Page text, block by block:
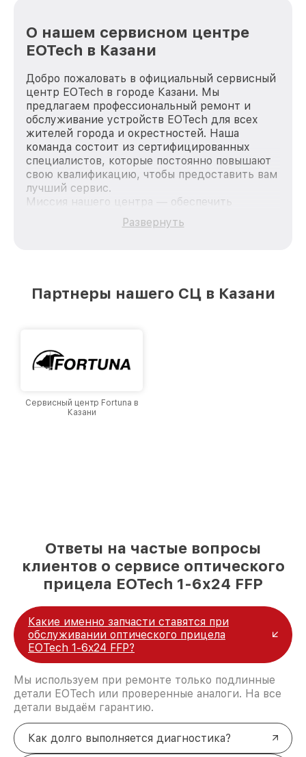
О нашем сервисном центре
EOTech в Казани
Добро пожаловать в официальный сервисный
центр EOTech в городе Казани. Мы
предлагаем профессиональный ремонт и
обслуживание устройств EOTech для всех
жителей города и окрестностей. Наша
команда состоит из сертифицированных
специалистов, которые постоянно повышают
свою квалификацию, чтобы предоставить вам
лучший сервис.
Миссия нашего центра — обеспечить
качественный и доступный ремонт для
каждого пользователя продукции EOTech, вне
лучшим сервисным центром EOTech в городе
Развернуть
Партнеры нашего СЦ в Казани
Сервисный центр Fortuna в
Казани
Ответы на частые вопросы
клиентов о сервисе оптического
прицела EOTech 1-6x24 FFP
Какие именно запчасти ставятся при
обслуживании оптического прицела
EOTech 1-6x24 FFP?
Мы используем при ремонте только подлинные
детали EOTech или проверенные аналоги. На все
детали выдаём гарантию.
Как долго выполняется диагностика?